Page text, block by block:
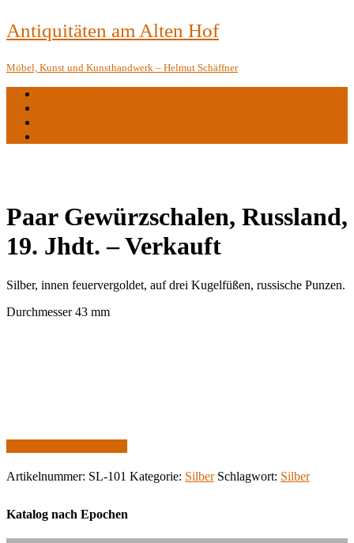
Antiquitäten am Alten Hof
Möbel, Kunst und Kunsthandwerk – Helmut Schäffner
Paar Gewürzschalen, Russland,
19. Jhdt. – Verkauft
Silber, innen feuervergoldet, auf drei Kugelfüßen, russische Punzen.
Durchmesser 43 mm
Artikelnummer: SL-101 Kategorie: Silber Schlagwort: Silber
Katalog nach Epochen